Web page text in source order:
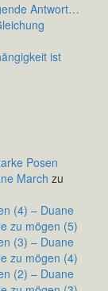
Antwort…
ist
Posen
March zu
(4) – Duane
zu mögen (5)
(3) – Duane
zu mögen (4)
(2) – Duane